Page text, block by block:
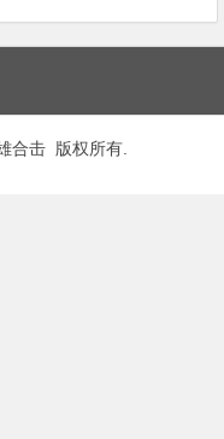
合击 版权所有.